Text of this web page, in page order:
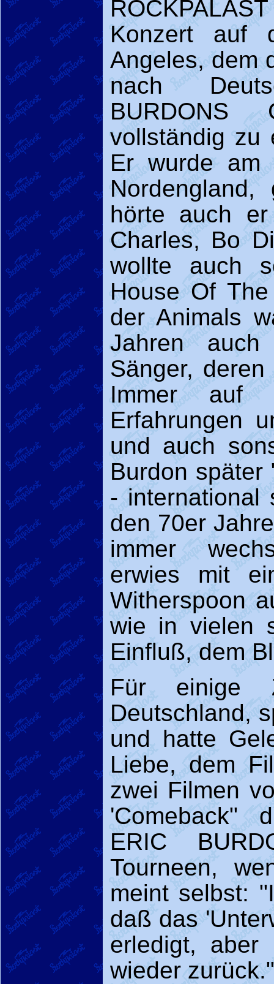
Konzert auf
Angeles, dem
nach
BURDONS
vollständig zu
Er wurde am
hörte auch
Charles, Bo
wollte auch
House Of
der Animals
Jahren
Sänger,
Immer auf
Erfahrungen
und auch
Burdon später
- international
den 70er
immer
erwies mit
Witherspoon
wie in vielen
Einfluß, dem
Für einige
Deutschland,
und hatte
Liebe, dem
zwei Filmen
'Comeback"
ERIC
Tourneen,
meint selbst:
daß das
erledigt, aber
wieder zurück."